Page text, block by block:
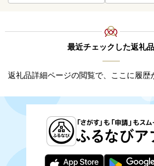
最近チェックした返礼品
返礼品詳細ページの閲覧で、ここに履歴